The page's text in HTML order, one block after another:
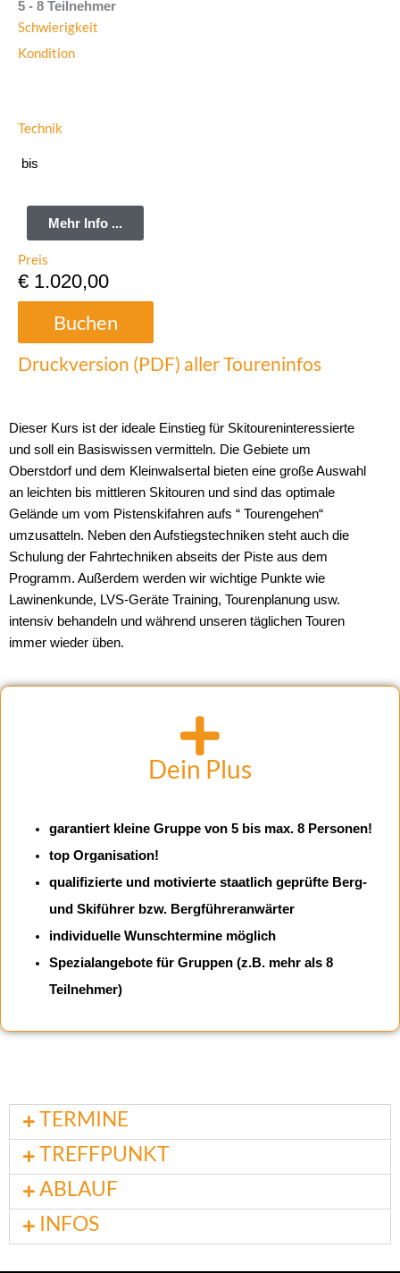
5 - 8 Teilnehmer
Schwierigkeit
Kondition
Technik
bis
Mehr Info ...
Preis
€ 1.020,00
Buchen
Druckversion (PDF) aller Toureninfos
Dieser Kurs ist der ideale Einstieg für Skitoureninteressierte
und soll ein Basiswissen vermitteln. Die Gebiete um
Oberstdorf und dem Kleinwalsertal bieten eine große Auswahl
an leichten bis mittleren Skitouren und sind das optimale
Gelände um vom Pistenskifahren aufs “ Tourengehen“
umzusatteln. Neben den Aufstiegstechniken steht auch die
Schulung der Fahrtechniken abseits der Piste aus dem
Programm. Außerdem werden wir wichtige Punkte wie
Lawinenkunde, LVS-Geräte Training, Tourenplanung usw.
intensiv behandeln und während unseren täglichen Touren
immer wieder üben.
Dein Plus
garantiert kleine Gruppe von 5 bis max. 8 Personen!
top Organisation!
qualifizierte und motivierte staatlich geprüfte Berg-
und Skiführer bzw. Bergführeranwärter
individuelle Wunschtermine möglich
Spezialangebote für Gruppen (z.B. mehr als 8
Teilnehmer)
TERMINE
TREFFPUNKT
ABLAUF
INFOS